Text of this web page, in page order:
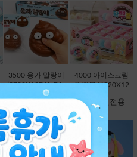
3500 응가 말랑이
(3780X12EA) [B1-
593354]
4000 아이스크림
왁뿌볼 (4320X12
도매회원전용